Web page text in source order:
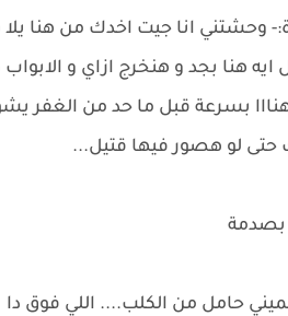
انا جيت اخدك من هنا يلا
هنا بجد و هنخرج ازاي و الابواب
بسرعة قبل ما حد من الغفر
لو هصور فيها قتيل...
بصدمة
حامل من الكلب.... اللي فوق دا